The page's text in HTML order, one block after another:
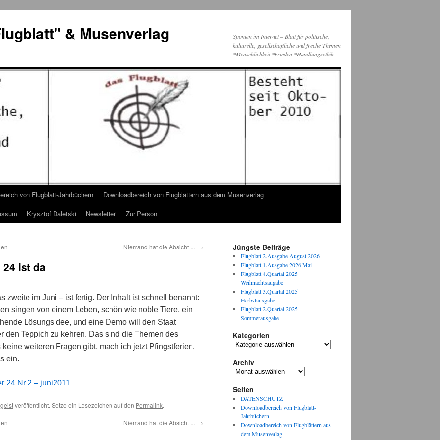
& Musenverlag
Spontan im Internet – Blatt für politische,
kulturelle, gesellschaftliche und freche Themen
*Menschlichkeit *Frieden *Handlungsethik
von Flugblatt-Jahrbüchern
Downloadbereich von Flugblättern aus dem Musenverlag
Krysztof Daletski Newsletter Zur Person
Niemand hat die Absicht … →
ist da
zweite im Juni – ist fertig. Der Inhalt ist schnell benannt:
singen von einem Leben, schön wie noble Tiere, ein
Lösungsidee, und eine Demo will den Staat
den Teppich zu kehren. Das sind die Themen des
weiteren Fragen gibt, mach ich jetzt Pfingstferien.
ein.
24 Nr 2 – juni2011
veröffentlicht. Setze ein Lesezeichen auf den Permalink.
Niemand hat die Absicht … →
Jüngste Beiträge
Flugblatt 2.Ausgabe August 2026
Flugblatt 1.Ausgabe 2026 Mai
Flugblatt 4.Quartal 2025
Weihnachtsaugabe
Flugblatt 3.Quartal 2025
Herbstausgabe
Flugblatt 2.Quartal 2025
Sommerausgabe
Kategorien
Kategorien
Archiv
Archiv
Seiten
DATENSCHUTZ
Downloadbereich von Flugblatt-
Jahrbüchern
Downloadbereich von Flugblättern aus
dem Musenverlag